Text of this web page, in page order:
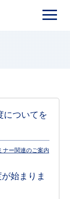
についてを
ナー関連のご案内
始まりま